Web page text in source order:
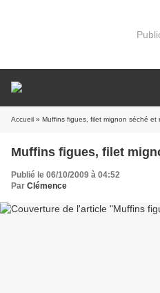
Accueil » Muffins figues, filet mignon séché et
Muffins figues, filet
Publié le 06/10/2009 à 04:52
Par Clémence